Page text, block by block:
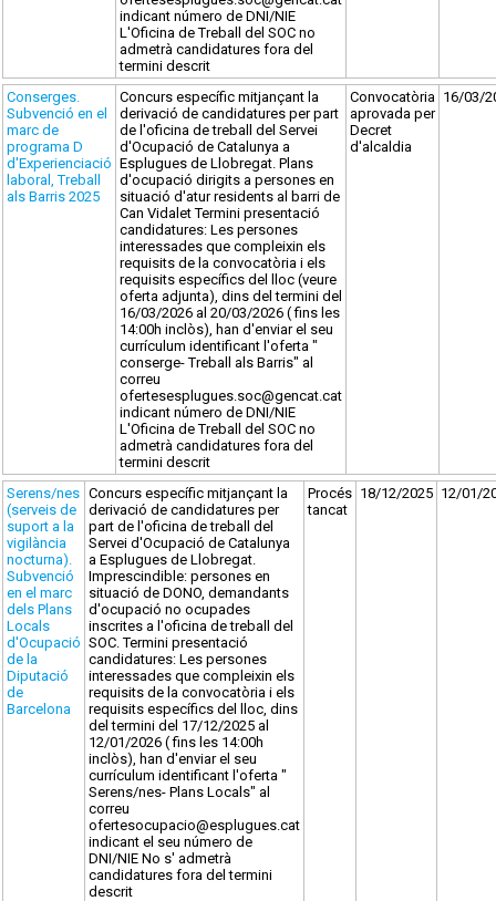
indicant número de DNI/NIE
L'Oficina de Treball del SOC no
admetrà candidatures fora del
termini descrit
Conserges.
Subvenció en el
marc de
programa D
d'Experienciació
laboral, Treball
als Barris 2025
Concurs específic mitjançant la
derivació de candidatures per part
de l'oficina de treball del Servei
d'Ocupació de Catalunya a
Esplugues de Llobregat. Plans
d'ocupació dirigits a persones en
situació d'atur residents al barri de
Can Vidalet Termini presentació
candidatures: Les persones
interessades que compleixin els
requisits de la convocatòria i els
requisits específics del lloc (veure
oferta adjunta), dins del termini del
16/03/2026 al 20/03/2026 ( fins les
14:00h inclòs), han d'enviar el seu
currículum identificant l'oferta "
conserge- Treball als Barris" al
correu
ofertesesplugues.soc@gencat.cat
indicant número de DNI/NIE
L'Oficina de Treball del SOC no
admetrà candidatures fora del
termini descrit
Convocatòria
aprovada per
Decret
d'alcaldia
16/03/
Serens/nes
(serveis de
suport a la
vigilància
nocturna).
Subvenció
en el marc
dels Plans
Locals
d'Ocupació
de la
Diputació
de
Barcelona
Concurs específic mitjançant la
derivació de candidatures per
part de l'oficina de treball del
Servei d'Ocupació de Catalunya
a Esplugues de Llobregat.
Imprescindible: persones en
situació de DONO, demandants
d'ocupació no ocupades
inscrites a l'oficina de treball del
SOC. Termini presentació
candidatures: Les persones
interessades que compleixin els
requisits de la convocatòria i els
requisits específics del lloc, dins
del termini del 17/12/2025 al
12/01/2026 ( fins les 14:00h
inclòs), han d'enviar el seu
currículum identificant l'oferta "
Serens/nes- Plans Locals" al
correu
ofertesocupacio@esplugues.cat
indicant el seu número de
DNI/NIE No s' admetrà
candidatures fora del termini
descrit
Procés
tancat
18/12/2025 12/01/